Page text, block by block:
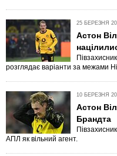
25 БЕРЕЗНЯ
Астон
розглядає варіанти за межами
10 БЕРЕЗНЯ
Астон
Брандта
АПЛ як вільний агент.